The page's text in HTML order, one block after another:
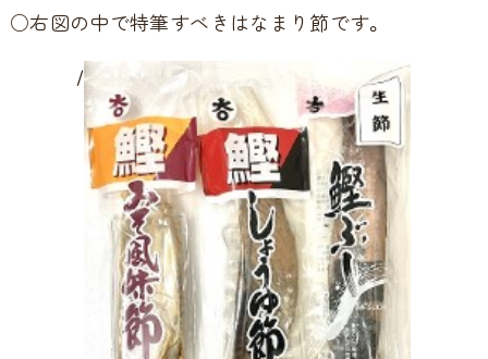
○右図の中で特筆すべきはなまり節です。
/